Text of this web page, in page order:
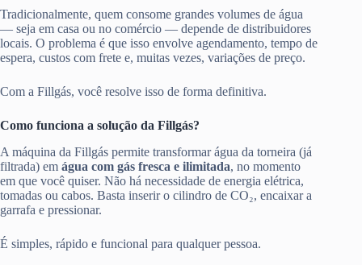
Tradicionalmente, quem consome grandes volumes de água
— seja em casa ou no comércio — depende de distribuidores
locais. O problema é que isso envolve agendamento, tempo de
espera, custos com frete e, muitas vezes, variações de preço.
Com a Fillgás, você resolve isso de forma definitiva.
Como funciona a solução da Fillgás?
A máquina da Fillgás permite transformar água da torneira (já
filtrada) em água com gás fresca e ilimitada, no momento
em que você quiser. Não há necessidade de energia elétrica,
tomadas ou cabos. Basta inserir o cilindro de CO₂, encaixar a
garrafa e pressionar.
É simples, rápido e funcional para qualquer pessoa.